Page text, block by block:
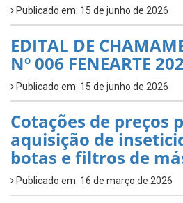
Publicado em: 15 de junho de 2026
EDITAL DE
Nº 006 FENEARTE
Publicado em: 15 de junho de 2026
Cotações de preços
aquisição de
botas e filtros de
Publicado em: 16 de março de 2026